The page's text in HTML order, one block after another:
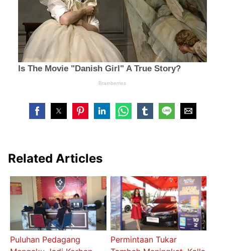
Related Articles
Puluhan Pedagang
Permintaan Tukar